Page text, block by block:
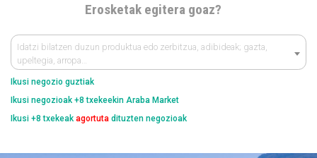
Erosketak egitera goaz?
Idatzi bilatzen duzun produktua edo zerbitzua, adibideak; gazta,
upeltegia, arropa…
Ikusi negozio guztiak
Ikusi negozioak +8 txekeekin Araba Market
Ikusi +8 txekeak agortuta dituzten negozioak